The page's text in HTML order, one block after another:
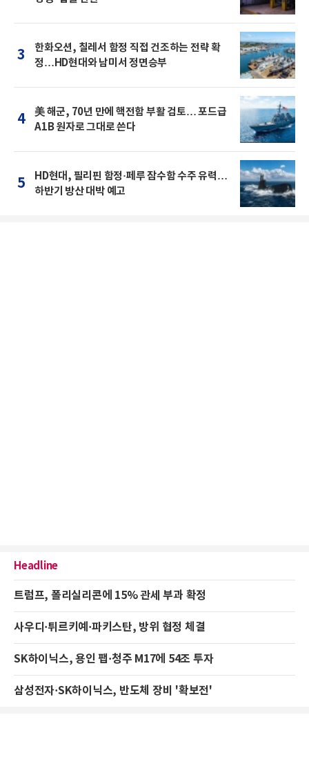
3
한화오션, 칠레서 함정 직접 건조하는 전략 확
정…HD현대와 남미서 정면승부
4
美 해군, 70년 만에 핵전함 부활 검토… 포드급
A1B 원자로 그대로 쓴다
5
HD현대, 필리핀 함정·페루 잠수함 수주 유력…
하반기 방산 대박 예고
Headline
트럼프, 폴리실리콘에 15% 관세 부과 확정
사우디·튀르키예·파키스탄, 방위 협정 체결
SK하이닉스, 용인 팹·청주 M17에 54조 투자
삼성전자·SK하이닉스, 반도체 장비 '확보전'